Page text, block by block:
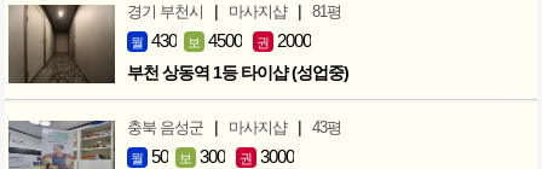
경기 부천시 | 마사지샵 | 81평
월 430 보 4500 권 2000
부천 상동역 1등 타이샵 (성업중)
충북 음성군 | 마사지샵 | 43평
월 50 보 300 권 3000